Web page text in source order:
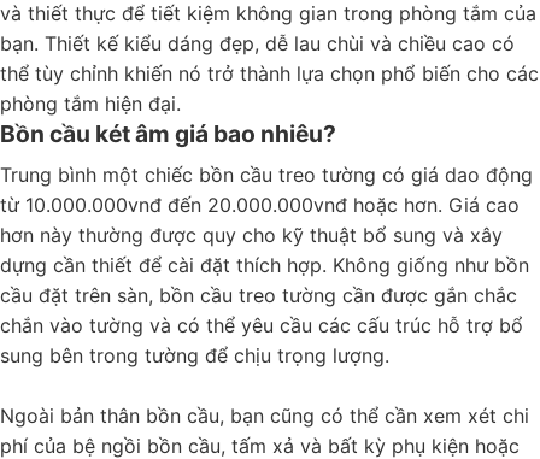
và thiết thực để tiết kiệm không gian trong phòng tắm của
bạn. Thiết kế kiểu dáng đẹp, dễ lau chùi và chiều cao có
thể tùy chỉnh khiến nó trở thành lựa chọn phổ biến cho các
phòng tắm hiện đại.
Bồn cầu két âm giá bao nhiêu?
Trung bình một chiếc bồn cầu treo tường có giá dao động
từ 10.000.000vnđ đến 20.000.000vnđ hoặc hơn. Giá cao
hơn này thường được quy cho kỹ thuật bổ sung và xây
dựng cần thiết để cài đặt thích hợp. Không giống như bồn
cầu đặt trên sàn, bồn cầu treo tường cần được gắn chắc
chắn vào tường và có thể yêu cầu các cấu trúc hỗ trợ bổ
sung bên trong tường để chịu trọng lượng.
Ngoài bản thân bồn cầu, bạn cũng có thể cần xem xét chi
phí của bệ ngồi bồn cầu, tấm xả và bất kỳ phụ kiện hoặc